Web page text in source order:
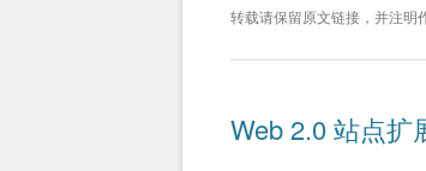
转载请保留原文链接，并注明
Web 2.0 站点扩